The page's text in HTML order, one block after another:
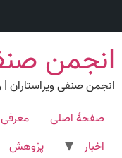
محتوا
انجمن
انجمن صنفی ویراستاران |
صفحۀ اصلی
اخبار
پژوهش